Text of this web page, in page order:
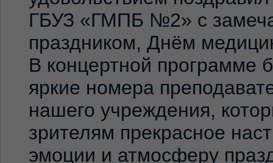
ГБУЗ «ГМПБ №2» с
праздником, Днём
В концертной программе
яркие номера
нашего учреждения,
зрителям прекрасное
эмоции и атмосферу